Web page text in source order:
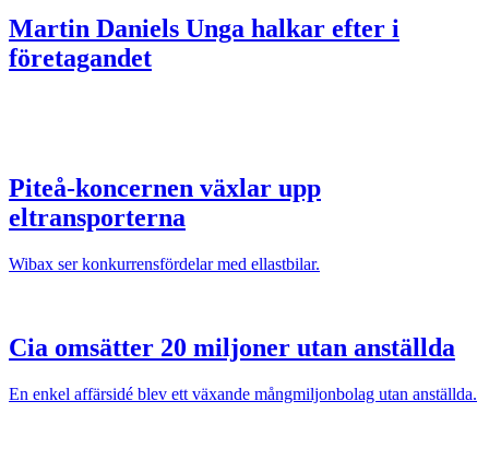
Martin Daniels Unga halkar efter i
företagandet
Piteå-koncernen växlar upp
eltransporterna
Wibax ser konkurrensfördelar med ellastbilar.
Cia omsätter 20 miljoner utan anställda
En enkel affärsidé blev ett växande mångmiljonbolag utan anställda.